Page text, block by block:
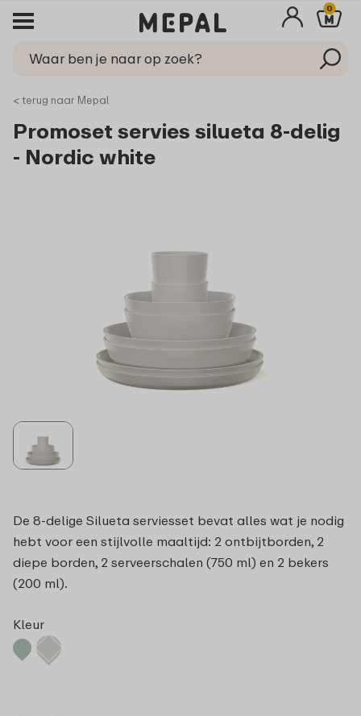
0
< terug naar Mepal
Promoset servies silueta 8-delig
- Nordic white
De 8-delige Silueta serviesset bevat alles wat je nodig
hebt voor een stijlvolle maaltijd: 2 ontbijtborden, 2
diepe borden, 2 serveerschalen (750 ml) en 2 bekers
(200 ml).
Kleur